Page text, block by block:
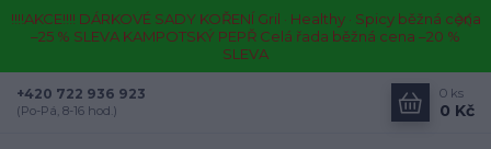
!!!!AKCE!!!! DÁRKOVÉ SADY KOŘENÍ Gril · Healthy · Spicy běžná cena
–25 % SLEVA KAMPOTSKÝ PEPŘ Celá řada běžná cena –20 %
SLEVA
+420 722 936 923
(Po-Pá, 8-16 hod.)
0 ks
0 Kč